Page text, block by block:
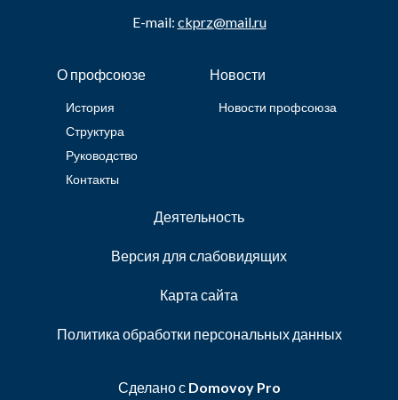
E-mail: ckprz@mail.ru
О профсоюзе
История
Структура
Руководство
Контакты
Новости
Новости профсоюза
Деятельность
Версия для слабовидящих
Карта сайта
Политика обработки персональных данных
Сделано с Domovoy Pro